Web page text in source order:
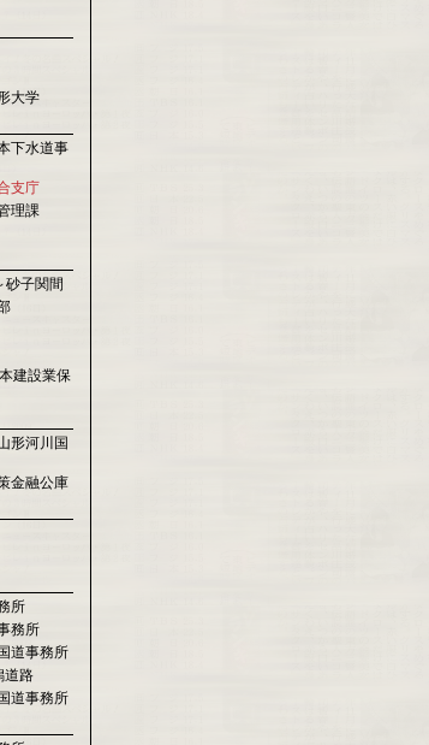
大学
下水道事
支庁
理課
子関間
建設業保
形河川国
金融公庫
所
務所
道事務所
道路
道事務所